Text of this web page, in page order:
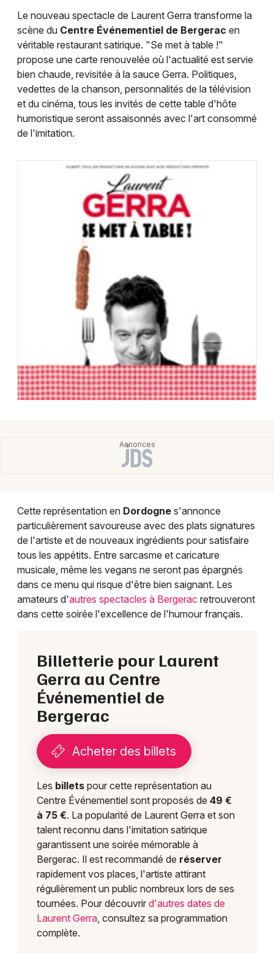
Magazine à Bergerac
Choisir mes départements
Mon email
Le nouveau spectacle de Laurent Gerra transforme la
scène du Centre Événementiel de Bergerac en
véritable restaurant satirique. "Se met à table !"
propose une carte renouvelée où l'actualité est servie
bien chaude, revisitée à la sauce Gerra. Politiques,
vedettes de la chanson, personnalités de la télévision
et du cinéma, tous les invités de cette table d'hôte
humoristique seront assaisonnés avec l'art consommé
de l'imitation.
Cette représentation en Dordogne s'annonce
particulièrement savoureuse avec des plats signatures
de l'artiste et de nouveaux ingrédients pour satisfaire
tous les appétits. Entre sarcasme et caricature
musicale, même les vegans ne seront pas épargnés
dans ce menu qui risque d'être bien saignant. Les
amateurs d'autres spectacles à Bergerac retrouveront
dans cette soirée l'excellence de l'humour français.
Billetterie pour Laurent
Gerra au Centre
Événementiel de
Bergerac
Acheter des billets
Les billets pour cette représentation au
Centre Événementiel sont proposés de 49 €
à 75 €. La popularité de Laurent Gerra et son
talent reconnu dans l'imitation satirique
garantissent une soirée mémorable à
Bergerac. Il est recommandé de réserver
rapidement vos places, l'artiste attirant
régulièrement un public nombreux lors de ses
tournées. Pour découvrir d'autres dates de
Laurent Gerra, consultez sa programmation
complète.